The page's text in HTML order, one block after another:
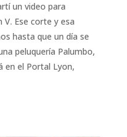
un video para
Ese corte y esa
hasta que un día se
peluquería Palumbo,
en el Portal Lyon,